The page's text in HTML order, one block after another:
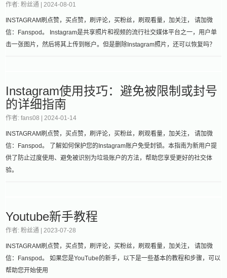
作者: 粉丝通 | 2024-08-01
INSTAGRAM刷点赞，买点赞，刷评论，买粉丝，刷观看量，加关注， 请加微
信：Fanspod。 Instagram是共享照片和视频的流行社交媒体平台之一，用户单
击一张图片，然后将其上传到帐户。但是删除Instagram照片，还可以恢复吗？
Instagram使用技巧：避免被限制或封号
的详细指南
作者: fans08 | 2024-01-14
INSTAGRAM刷点赞，买点赞，刷评论，买粉丝，刷观看量，加关注， 请加微
信：Fanspod。 了解如何保护您的Instagram账户免受封锁。本指南为新用户提
供了防止过度使用、避免被识别为垃圾账户的方法，帮助您享受更好的社交体
验。
Youtube新手教程
作者: 粉丝通 | 2023-07-28
INSTAGRAM刷点赞，买点赞，刷评论，买粉丝，刷观看量，加关注， 请加微
信：Fanspod。 如果您是YouTube的新手，以下是一些基本的教程和步骤，可以
帮助您开始使用